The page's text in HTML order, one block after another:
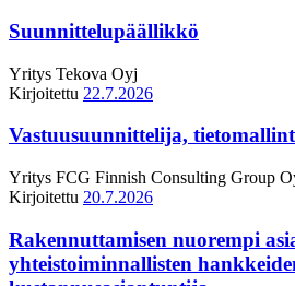
Suunnittelupäällikkö
Yritys Tekova Oyj
Kirjoitettu 22.7.2026
Vastuusuunnittelija,
Yritys FCG Finnish Consulting Group
Kirjoitettu 20.7.2026
Rakennuttamisen nuorempi
yhteistoiminnallisten